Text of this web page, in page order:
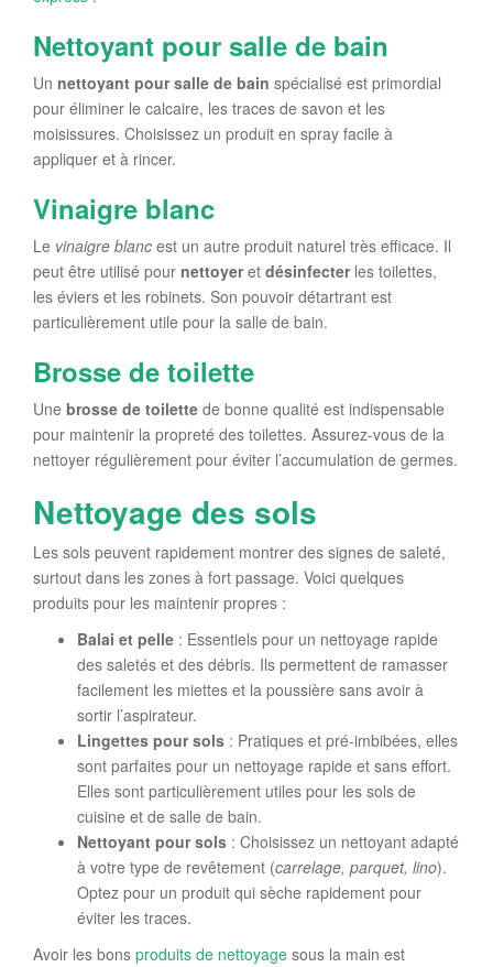
Nettoyant pour salle de bain
Un nettoyant pour salle de bain spécialisé est primordial
pour éliminer le calcaire, les traces de savon et les
moisissures. Choisissez un produit en spray facile à
appliquer et à rincer.
Vinaigre blanc
Le vinaigre blanc est un autre produit naturel très efficace. Il
peut être utilisé pour nettoyeret désinfecter les toilettes,
les éviers et les robinets. Son pouvoir détartrant est
particulièrement utile pour la salle de bain.
Brosse de toilette
Une brosse de toilette de bonne qualité est indispensable
pour maintenir la propreté des toilettes. Assurez-vous de la
nettoyer régulièrement pour éviter l’accumulation de germes.
Nettoyage des sols
Les sols peuvent rapidement montrer des signes de saleté,
surtout dans les zones à fort passage. Voici quelques
produits pour les maintenir propres :
Balai et pelle : Essentiels pour un nettoyage rapide
des saletés et des débris. Ils permettent de ramasser
facilement les miettes et la poussière sans avoir à
sortir l’aspirateur.
Lingettes pour sols : Pratiques et pré-imbibées, elles
sont parfaites pour un nettoyage rapide et sans effort.
Elles sont particulièrement utiles pour les sols de
cuisine et de salle de bain.
Nettoyant pour sols : Choisissez un nettoyant adapté
à votre type de revêtement (carrelage, parquet, lino).
Optez pour un produit qui sèche rapidement pour
éviter les traces.
Avoir les bons produits de nettoyage sous la main est